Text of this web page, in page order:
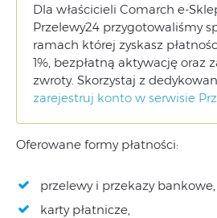
Dla właścicieli Comarch e-
Przelewy24 przygotowaliśmy
ramach której zyskasz
1%, bezpłatną aktywację oraz
zwroty. Skorzystaj z
zarejestruj konto w serwisie
Oferowane formy płatności:
przelewy i przekazy bankowe,
karty płatnicze,